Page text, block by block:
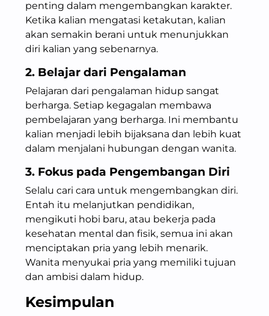
penting dalam mengembangkan karakter.
Ketika kalian mengatasi ketakutan, kalian
akan semakin berani untuk menunjukkan
diri kalian yang sebenarnya.
2. Belajar dari Pengalaman
Pelajaran dari pengalaman hidup sangat
berharga. Setiap kegagalan membawa
pembelajaran yang berharga. Ini membantu
kalian menjadi lebih bijaksana dan lebih kuat
dalam menjalani hubungan dengan wanita.
3. Fokus pada Pengembangan Diri
Selalu cari cara untuk mengembangkan diri.
Entah itu melanjutkan pendidikan,
mengikuti hobi baru, atau bekerja pada
kesehatan mental dan fisik, semua ini akan
menciptakan pria yang lebih menarik.
Wanita menyukai pria yang memiliki tujuan
dan ambisi dalam hidup.
Kesimpulan